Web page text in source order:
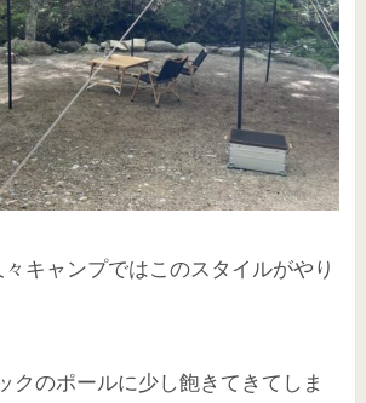
キャンプではこのスタイルがやり
クのポールに少し飽きてきてしま